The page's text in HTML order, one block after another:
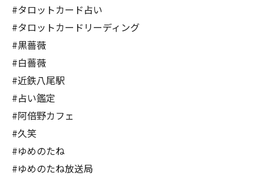
#タロットカード占い
#タロットカードリーディング
#黒薔薇
#白薔薇
#近鉄八尾駅
#占い鑑定
#阿倍野カフェ
#久笑
#ゆめのたね
#ゆめのたね放送局